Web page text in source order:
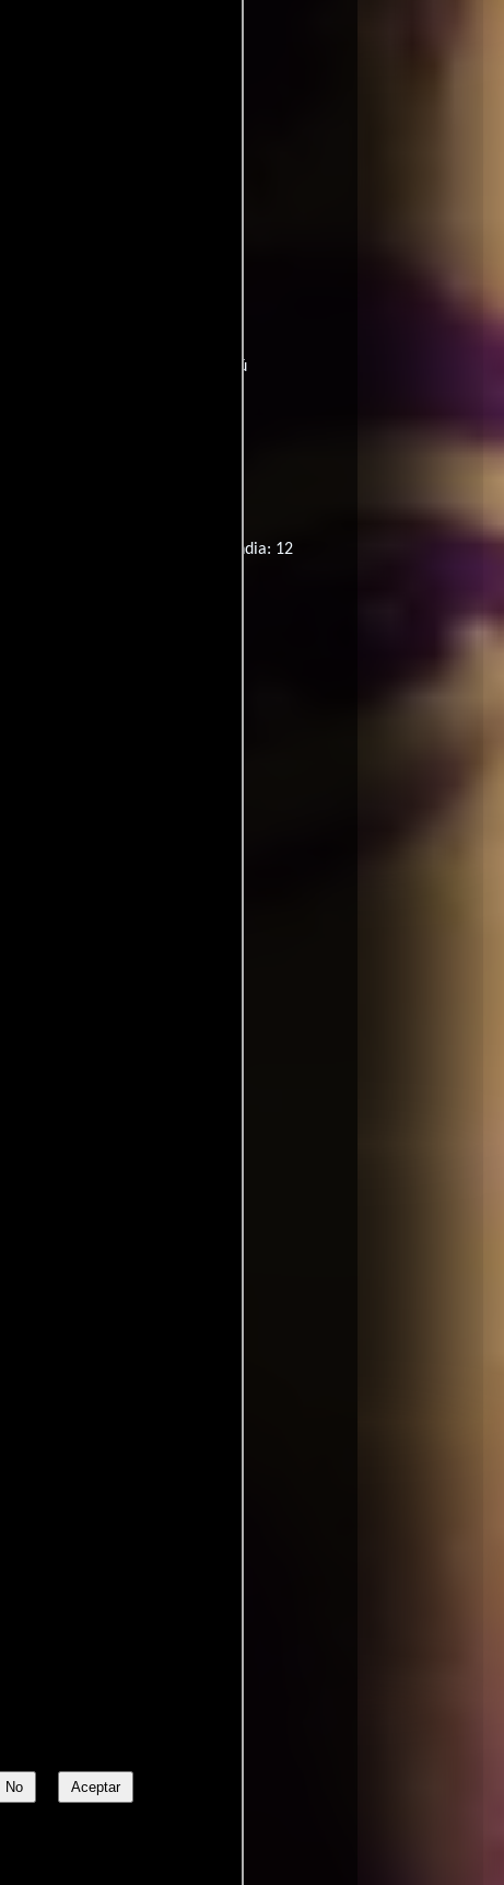
No Aceptar
Jackie, a szépfiú
Islandia: 12